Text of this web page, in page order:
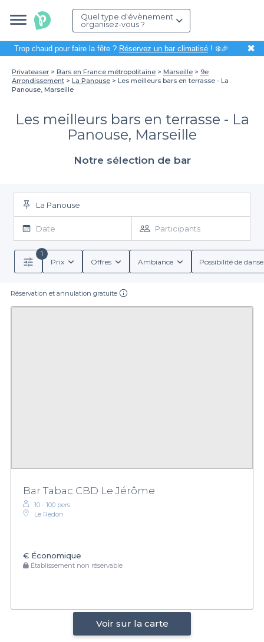
Quel type d'évènement
organisez-vous ?
Trop chaud pour faire la fête ? Réservez un bar climatisé! ❄️🎉 ✖
Privateaser Bars en France métropolitaine Marseille
9e
Arrondissement
La Panouse
Les meilleurs bars en terrasse - La
Panouse, Marseille
Les meilleurs bars en terrasse - La
Panouse, Marseille
Notre sélection de bar
La Panouse
Date Participants
1
Prix
Offres Ambiance Possibilité de
Réservation et annulation gratuite
Bar Tabac CBD Le Jérôme
10 - 100 pers.
Le Redon
€ Économique
Établissement non réservable
Voir sur la carte